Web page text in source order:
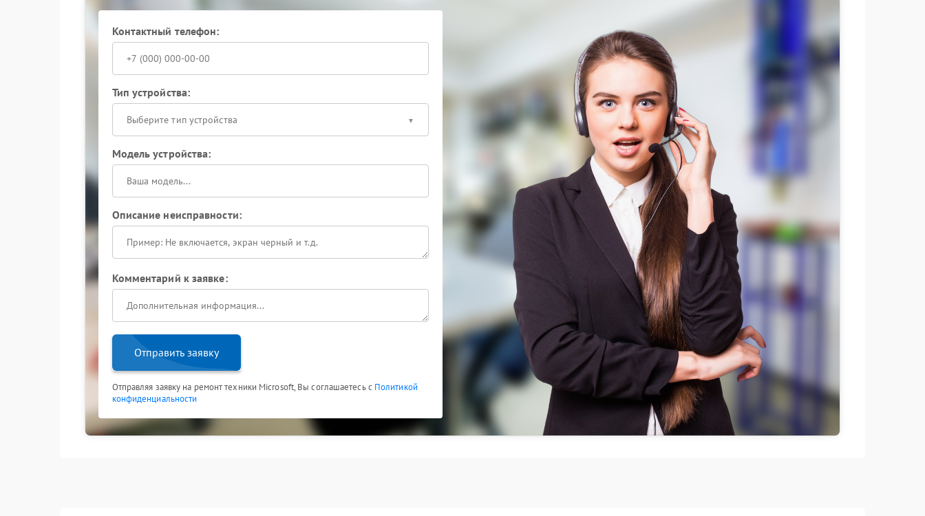
Сервисный центр Microsoft соблюдает технические регламенты производителя и применяет
оригинальные комплектующие, что обеспечивает стабильную дальнейшую работу устройства.
Контактный телефон:
Тип устройства:
Выберите тип устройства
Модель устройства:
Описание неисправности:
Комментарий к заявке:
Отправить заявку
Отправляя заявку на ремонт техники Microsoft, Вы соглашаетесь с Политикой
конфиденциальности